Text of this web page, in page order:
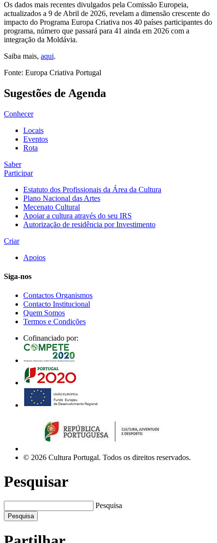
Os dados mais recentes divulgados pela Comissão Europeia,
actualizados a 9 de Abril de 2026, revelam a dimensão crescente do
impacto do Programa Europa Criativa nos 40 países participantes do
programa, número que passará para 41 ainda em 2026 com a
integração da Moldávia.
Saiba mais, aqui.
Fonte: Europa Criativa Portugal
Sugestões de Agenda
Conhecer
Locais
Eventos
Rota
Saber
Participar
Estatuto dos Profissionais da Área da Cultura
Plano Nacional das Artes
Mecenato Cultural
Apoiar a cultura através do seu IRS
Autorização de residência por Investimento
Criar
Apoios
Siga-nos
Contactos Organismos
Contacto Institucional
Quem Somos
Termos e Condições
Cofinanciado por:
© 2026 Cultura Portugal. Todos os direitos reservados.
Pesquisar
Pesquisa
Pesquisa